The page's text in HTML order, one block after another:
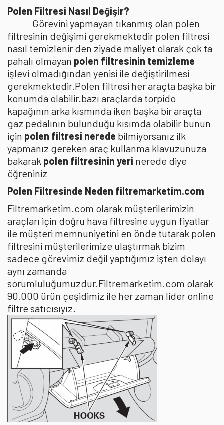
Polen Filtresi Nasıl Değişir?
Görevini yapmayan tıkanmış olan polen
filtresinin değişimi gerekmektedir polen filtresi
nasıl temizlenir den ziyade maliyet olarak çok ta
pahalı olmayan polen filtresinin temizleme
işlevi olmadığından yenisi ile değiştirilmesi
gerekmektedir.Polen filtresi her araçta başka bir
konumda olabilir.bazı araçlarda torpido
kapağının arka kısmında iken başka bir araçta
gaz pedalının bulunduğu kısımda olabilir bunun
için polen filtresi nerede bilmiyorsanız ilk
yapmanız gereken araç kullanma klavuzunuza
bakarak polen filtresinin yeri nerede diye
öğreniniz
Polen Filtresinde Neden filtremarketim.com
Filtremarketim.com olarak müşterilerimizin
araçları için doğru hava filtresine uygun fiyatlar
ile müşteri memnuniyetini en önde tutarak polen
filtresini müşterilerimize ulaştırmak bizim
sadece görevimiz değil yaptığımız işten dolayı
aynı zamanda
sorumluluğumuzdur.Filtremarketim.com olarak
90.000 ürün çeşidimiz ile her zaman lider online
filtre satıcısıyız.